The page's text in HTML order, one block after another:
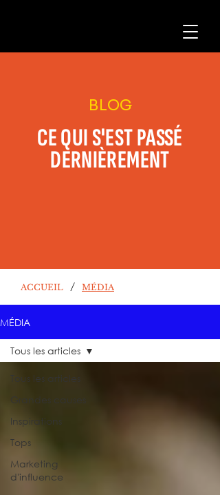
BLOG
CE QUI S'EST PASSÉ
DERNIÈREMENT
ACCUEIL / MÉDIA
MÉDIA
Tous les articles
Grandes causes
Inspirations
Tops
Marketing
d'influence
Tous les articles